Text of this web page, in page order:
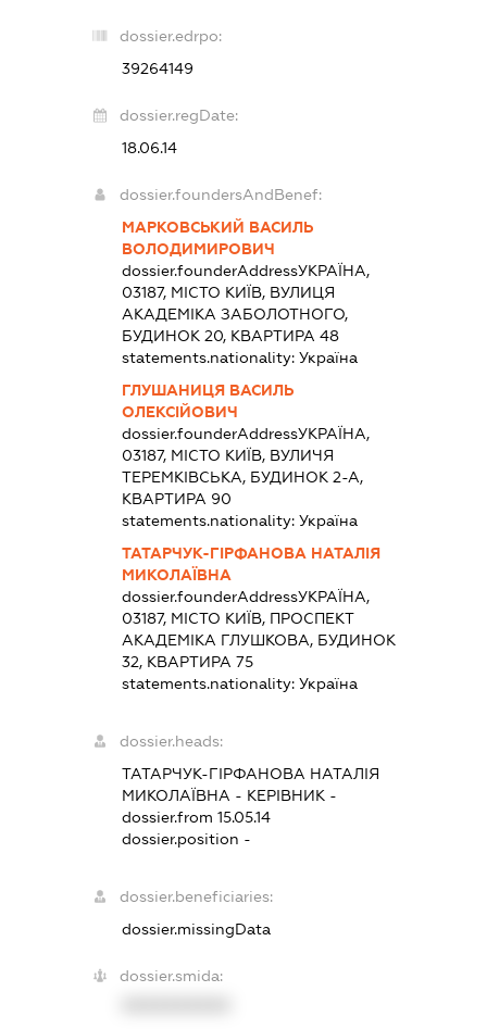
dossier.edrpo:
39264149
dossier.regDate:
18.06.14
dossier.foundersAndBenef:
МАРКОВСЬКИЙ ВАСИЛЬ
ВОЛОДИМИРОВИЧ
dossier.founderAddressУКРАЇНА,
03187, МІСТО КИЇВ, ВУЛИЦЯ
АКАДЕМІКА ЗАБОЛОТНОГО,
БУДИНОК 20, КВАРТИРА 48
statements.nationality: Україна
ГЛУШАНИЦЯ ВАСИЛЬ
ОЛЕКСІЙОВИЧ
dossier.founderAddressУКРАЇНА,
03187, МІСТО КИЇВ, ВУЛИЧЯ
ТЕРЕМКІВСЬКА, БУДИНОК 2-А,
КВАРТИРА 90
statements.nationality: Україна
ТАТАРЧУК-ГІРФАНОВА НАТАЛІЯ
МИКОЛАЇВНА
dossier.founderAddressУКРАЇНА,
03187, МІСТО КИЇВ, ПРОСПЕКТ
АКАДЕМІКА ГЛУШКОВА, БУДИНОК
32, КВАРТИРА 75
statements.nationality: Україна
dossier.heads:
ТАТАРЧУК-ГІРФАНОВА НАТАЛІЯ
МИКОЛАЇВНА - КЕРІВНИК-
dossier.from 15.05.14
dossier.position -
dossier.beneficiaries:
dossier.missingData
dossier.smida: